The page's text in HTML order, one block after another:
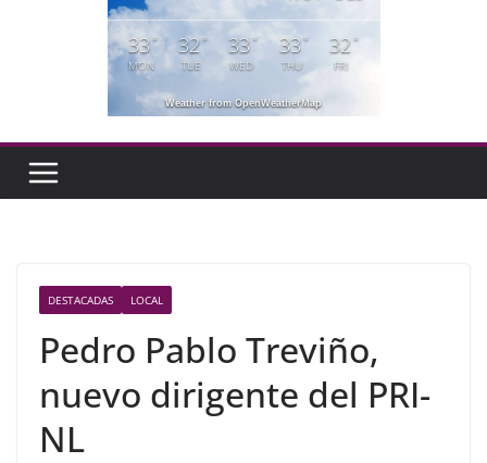
33°
MON
32°
TUE
33°
WED
33°
THU
32°
FRI
Weather from OpenWeatherMap
DESTACADAS LOCAL
Pedro Pablo Treviño,
nuevo dirigente del PRI-
NL